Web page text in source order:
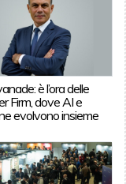
è l’ora delle
Firm, dove AI e
evolvono insieme